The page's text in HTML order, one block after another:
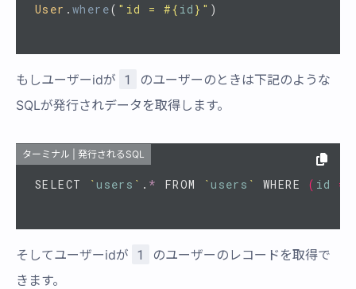
User .where( "id = #{ id } " )
もしユーザーidが 1
のユーザーのときは下記のような
SQLが発行されデータを取得します。
ターミナル | 発行されるSQL
SELECT `users ` . * FROM `users ` WHERE ( id =
そしてユーザーidが 1
のユーザーのレコードを取得で
きます。